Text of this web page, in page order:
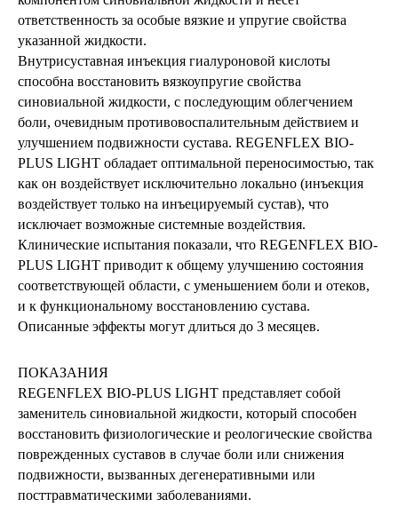
ответственность за особые вязкие и упругие свойства
указанной жидкости.
Внутрисуставная инъекция гиалуроновой кислоты
способна восстановить вязкоупругие свойства
синовиальной жидкости, с последующим облегчением
боли, очевидным противовоспалительным действием и
улучшением подвижности сустава. REGENFLEX BIO-
PLUS LIGHT обладает оптимальной переносимостью, так
как он воздействует исключительно локально (инъекция
воздействует только на инъецируемый сустав), что
исключает возможные системные воздействия.
Клинические испытания показали, что REGENFLEX BIO-
PLUS LIGHT приводит к общему улучшению состояния
соответствующей области, с уменьшением боли и отеков,
и к функциональному восстановлению сустава.
Описанные эффекты могут длиться до 3 месяцев.
ПОКАЗАНИЯ
REGENFLEX BIO-PLUS LIGHT представляет собой
заменитель синовиальной жидкости, который способен
восстановить физиологические и реологические свойства
поврежденных суставов в случае боли или снижения
подвижности, вызванных дегенеративными или
посттравматическими заболеваниями.